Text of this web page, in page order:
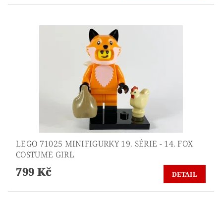
LEGO 71025 MINIFIGURKY 19. SÉRIE - 14. FOX
COSTUME GIRL
799 Kč DETAIL